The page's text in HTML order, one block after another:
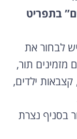
בתפריט
לבחור את
מזמינים תור,
ילדים,
בסניף נצרת